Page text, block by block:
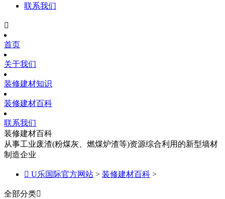
联系我们

首页
关于我们
装修建材知识
装修建材百科
联系我们
装修建材百科
从事工业废渣(粉煤灰、燃煤炉渣等)资源综合利用的新型墙材
制造企业
 U乐国际官方网站 > 装修建材百科 >
全部分类